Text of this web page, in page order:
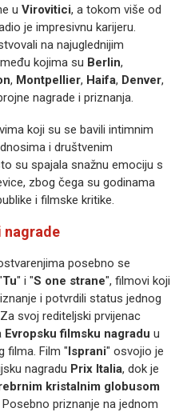
u Virovitici, a tokom više od
je impresivnu karijeru.
na najuglednijim
kojima su Berlin,
, Montpellier, Haifa, Denver,
nagrade i priznanja.
koji su se bavili intimnim
i društvenim
su spajala snažnu emociju s
zbog čega su godinama
i filmske kritike.
nagrade
posebno se
Tu" i "S one strane", filmovi koji
i potvrdili status jednog
svoj rediteljski prvijenac
Evropsku filmsku nagradu u
filma. Film "Isprani" osvojio je
nagradu Prix Italia, dok je
kristalnim globusom
Posebno priznanje na jednom